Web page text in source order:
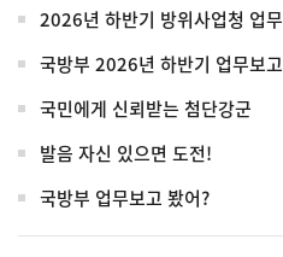
2026년 하반기 방위사업청 업
국방부 2026년 하반기 업무보
국민에게 신뢰받는 첨단강군
발음 자신 있으면 도전!
국방부 업무보고 봤어?